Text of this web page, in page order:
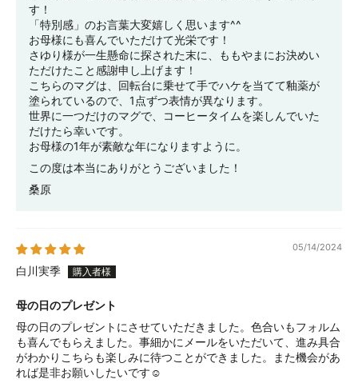
す！
「特別感」のお言葉大変嬉しく思います^^
お母様にも喜んでいただけて光栄です！
さゆり様が一生懸命に探された末に、ももやまにお決めい
ただけたこと感謝申し上げます！
こちらのマグは、回転台に乗せて手でハケを当てて釉薬が
塗られているので、1点ずつ表情が異なります。
世界に一つだけのマグで、コーヒータイムを楽しんでいた
だけたら幸いです。
お母様の1年が素敵な年になりますように。
この度は本当にありがとうございました！
桑原
05/14/2024
白川実季
母の日のプレゼント
母の日のプレゼントにさせていただきました。色合いもフォルム
も喜んでもらえました。事細かにメールをいただいて、進み具合
がわかりこちらも楽しみに待つことができました。また機会があ
れば是非お願いしたいです☺︎